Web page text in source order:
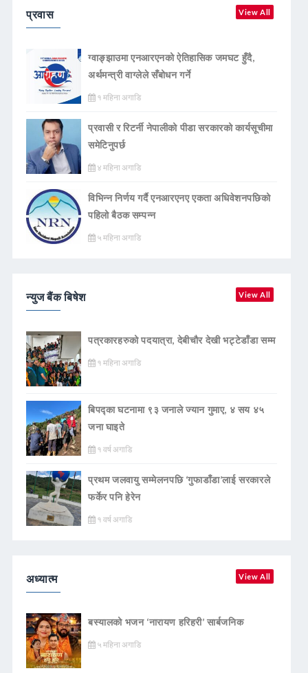
प्रवास View All
ग्वाङ्झाउमा एनआरएनको ऐतिहासिक जमघट हुँदै,
अर्थमन्त्री वाग्लेले सँबोधन गर्ने
१ महिना अगाडि
प्रवासी र रिटर्नी नेपालीको पीडा सरकारको कार्यसूचीमा
समेटिनुपर्छ
४ महिना अगाडि
विभिन्न निर्णय गर्दै एनआरएनए एकता अधिवेशनपछिको
पहिलो बैठक सम्पन्न
५ महिना अगाडि
न्युज बैंक बिषेश View All
पत्रकारहरुको पदयात्रा, देबीचौर देखी भट्टेडाँडा सम्म
१ महिना अगाडि
बिपद्का घटनामा ९३ जनाले ज्यान गुमाए, ४ सय ४५
जना घाइते
१ वर्ष अगाडि
प्रथम जलवायु सम्मेलनपछि ‘गुफाडाँडा’लाई सरकारले
फर्केर पनि हेरेन
१ वर्ष अगाडि
अध्यात्म View All
बस्यालको भजन ‘नारायण हरिहरी’ सार्बजनिक
५ महिना अगाडि